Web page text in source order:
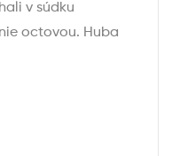
v súdku
octovou. Huba